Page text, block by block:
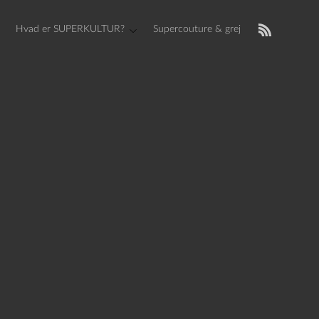
Hvad er SUPERKULTUR? Supercouture & grej